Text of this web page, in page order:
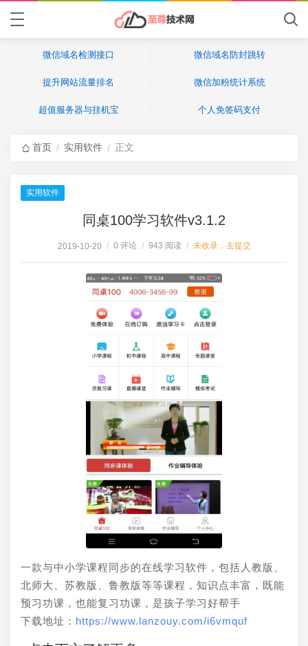
微信域名检测接口 微信域名防封跳转
提升网站流量排名 微信加粉统计系统
超值服务器与挂机宝 个人免签码支付
首页 / 实用软件 / 正文
实用软件
同桌100学习软件v3.1.2
2019-10-20 / 0 评论 / 943 阅读 / 未收录，去提交
一款与中小学课程同步的在线学习软件，包括人教版、
北师大、苏教版、鲁教版等等课程，知识点丰富，既能
预习功课，也能复习功课，是孩子学习好帮手
下载地址： https://www.lanzouy.com/i6vmquf